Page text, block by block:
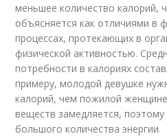
меньшее количество калорий,
объясняется как отличиями в
процессах, протекающих в
физической активностью.
потребности в калориях
примеру, молодой девушке
калорий, чем пожилой
веществ замедляется,
большого количества энергии.